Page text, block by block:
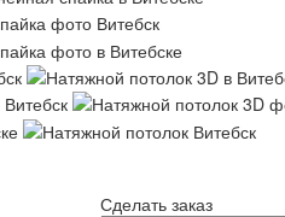
Сделать заказ